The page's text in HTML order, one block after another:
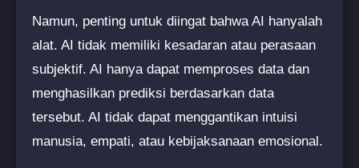
Namun, penting untuk diingat bahwa AI hanyalah
alat. AI tidak memiliki kesadaran atau perasaan
subjektif. AI hanya dapat memproses data dan
menghasilkan prediksi berdasarkan data
tersebut. AI tidak dapat menggantikan intuisi
manusia, empati, atau kebijaksanaan emosional.